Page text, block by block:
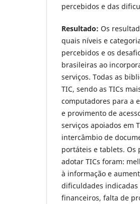
percebidos e das
Resultado: Os
quais níveis e
percebidos e os
brasileiras ao
serviços. Todas as
TIC, sendo as TICs
computadores para a
e provimento de
serviços apoiados em
intercâmbio de
portáteis e tablets. Os
adotar TICs foram:
à informação e
dificuldades indicadas
financeiros, falta de